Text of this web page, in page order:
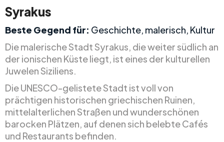
Syrakus
Beste Gegend für: Geschichte, malerisch, Kultur
Die malerische Stadt Syrakus, die weiter südlich an
der ionischen Küste liegt, ist eines der kulturellen
Juwelen Siziliens.
Die UNESCO-gelistete Stadt ist voll von
prächtigen historischen griechischen Ruinen,
mittelalterlichen Straßen und wunderschönen
barocken Plätzen, auf denen sich belebte Cafés
und Restaurants befinden.